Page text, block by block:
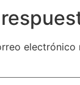
electrónico